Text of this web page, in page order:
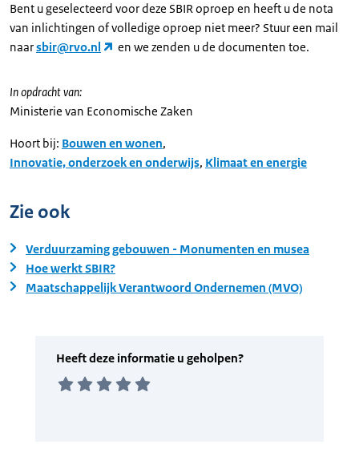
Bent u geselecteerd voor deze SBIR oproep en heeft u de nota
van inlichtingen of volledige oproep niet meer? Stuur een mail
naarsbir@rvo.nl en we zenden u de documenten toe.
In opdracht van:
Ministerie van Economische Zaken
Hoort bij: Bouwen en wonen,
Innovatie, onderzoek en onderwijs, Klimaat en energie
Zie ook
Verduurzaming gebouwen - Monumenten en musea
Hoe werkt SBIR?
Maatschappelijk Verantwoord Ondernemen (MVO)